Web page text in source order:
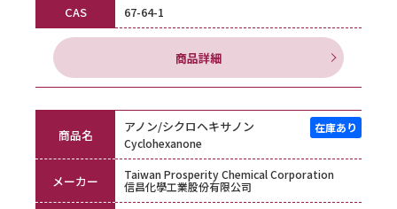
CAS 67-64-1
商品詳細
商品名 アノン/シクロヘキサノン
Cyclohexanone
メーカー
Taiwan Prosperity Chemical Corporation
信昌化學工業股份有限公司